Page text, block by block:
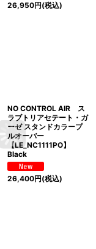
26,950円(税込)
NO CONTROL AIR ス
ラブトリアセテート・ガ
ーゼ スタンドカラープ
ルオーバー
【LE_NC1111PO】
Black
26,400円(税込)